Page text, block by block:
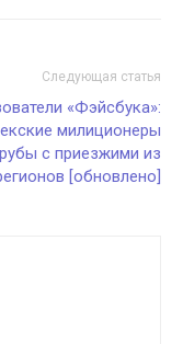
Следующая статья
«Фэйсбука»:
милиционеры
с приезжими из
[обновлено]